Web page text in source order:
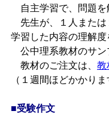
自主学習で、問題を
先生が、１人または
学習した内容の理解度
公中理系教材のサ
教材のご注文は、 教
（１週間ほどかかりま
■受験作文